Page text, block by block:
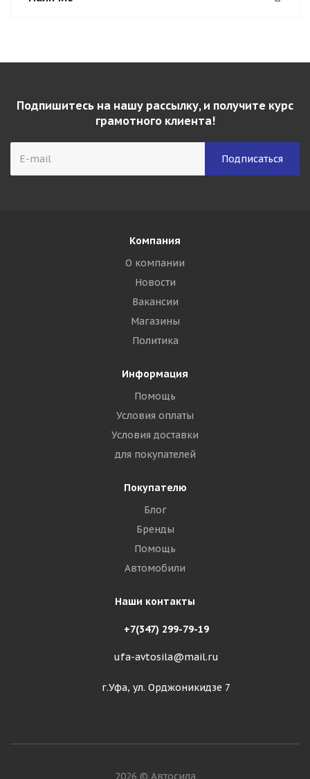
Подпишитесь на нашу рассылку, и получите курс
грамотного клиента!
Компания
О компании
Новости
Вакансии
Магазины
Политика
Информация
Помощь
Условия оплаты
Условия доставки
для покупателей
Покупателю
Блог
Бренды
Помощь
Автомобили
Наши контакты
+7(347) 299-79-19
ufa-avtosila@mail.ru
г.Уфа, ул. Орджоникидзе 7
2026 © Автосила